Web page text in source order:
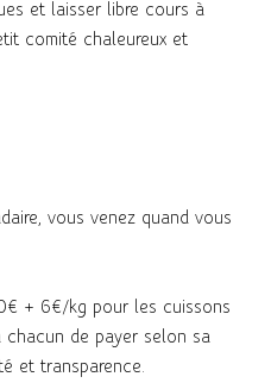
et laisser libre cours à
comité chaleureux et
vous venez quand vous
+ 6€/kg pour les cuissons
de payer selon sa
et transparence.